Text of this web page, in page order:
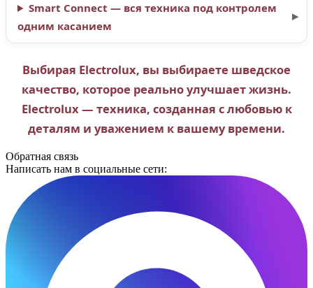
Smart Connect — вся техника под контролем
одним касанием
Выбирая Electrolux, вы выбираете шведское
качество, которое реально улучшает жизнь.
Electrolux — техника, созданная с любовью к
деталям и уважением к вашему времени.
Обратная связь
Написать нам в социальные сети: